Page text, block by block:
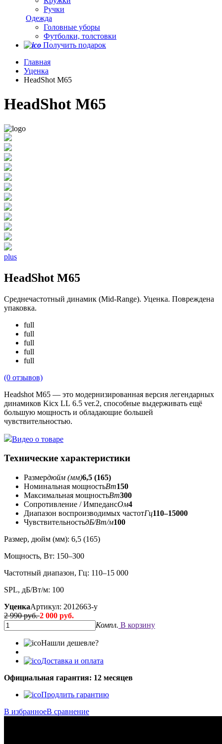
Ручки
Одежда
Головные уборы
Футболки, толстовки
Получить подарок
Главная
Уценка
HeadShot M65
HeadShot M65
plus
HeadShot M65
Среднечастотный динамик (Mid-Range). Уценка. Повреждена
упаковка.
full
full
full
full
full
(0 отзывов)
Headshot M65 — это модернизированная версия легендарных
динамиков Kicx LL 6.5 ver.2, способные выдерживать ещё
большую мощность и обладающие большей
чувствительностью.
Видео о товаре
Технические характеристики
Размердюйм (мм)6,5 (165)
Номинальная мощностьВт150
Максимальная мощностьВт300
Сопротивление / ИмпедансОм4
Диапазон воспроизводимых частотГц110–15000
ЧувствительностьдБ/Вт/м100
Размер, дюйм (мм): 6,5 (165)
Мощность, Вт: 150–300
Частотный диапазон, Гц: 110–15 000
SPL, дБ/Вт/м: 100
УценкаАртикул: 2012663-y
2 990 руб.2 000 руб.
Компл. В корзину
Нашли дешевле?
Доставка и оплата
Официальная гарантия: 12 месяцев
Продлить гарантию
В избранноеВ сравнение